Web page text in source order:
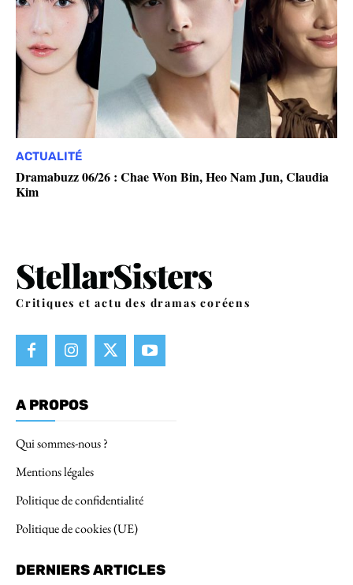
ACTUALITÉ
Dramabuzz 06/26 : Chae Won Bin, Heo Nam Jun, Claudia
Kim
Critiques et actu des dramas coréens
A PROPOS
Qui sommes-nous ?
Mentions légales
Politique de confidentialité
Politique de cookies (UE)
DERNIERS ARTICLES